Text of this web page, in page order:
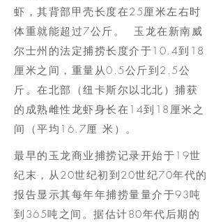
虾，其背部甲壳长度在25厘米左右时
体重就能超过7公斤。 玉龙在新南威
尔士州的法定捕捞长度介于10.4到18
厘米之间，重量从0.5公斤到2.5公
斤。在北部（纽卡斯尔以北北）捕获
的成熟雌性龙虾身长在14到18厘米之
间（平均16.7厘 米）。
最早的玉龙商业捕捞记录开始于19世
纪末，从20世纪初到20世纪70年代的
报告显示其每年年捕捞量量介于93吨
到365吨之间。据估计80年代后期的